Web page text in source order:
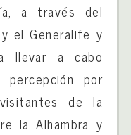
a través del
el Generalife y
llevar a cabo
percepción por
de la
la Alhambra y